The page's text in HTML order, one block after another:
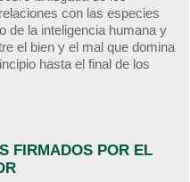
con las especies
de la inteligencia humana y
el bien y el mal que domina
hasta el final de los
FIRMADOS POR EL